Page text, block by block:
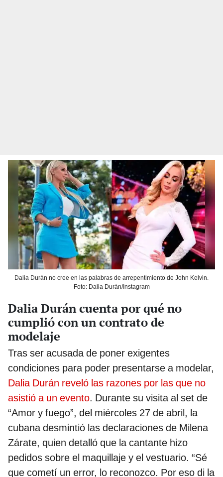
Dalia Durán no cree en las palabras de arrepentimiento de John Kelvin.
Foto: Dalia Durán/Instagram
Dalia Durán cuenta por qué no
cumplió con un contrato de
modelaje
Tras ser acusada de poner exigentes
condiciones para poder presentarse a modelar,
Dalia Durán reveló las razones por las que no
asistió a un evento. Durante su visita al set de
“Amor y fuego”, del miércoles 27 de abril, la
cubana desmintió las declaraciones de Milena
Zárate, quien detalló que la cantante hizo
pedidos sobre el maquillaje y el vestuario. “Sé
que cometí un error, lo reconozco. Por eso di la